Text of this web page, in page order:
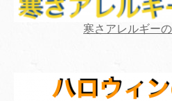
寒さアレルギー